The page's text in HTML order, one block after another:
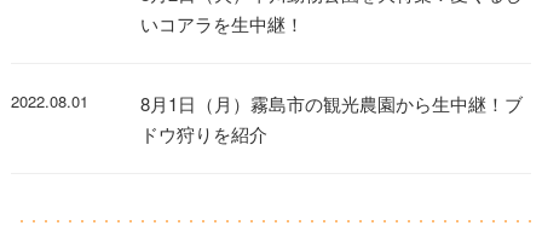
いコアラを生中継！
2022.08.01
8月1日（月）霧島市の観光農園から生中継！ブ
ドウ狩りを紹介